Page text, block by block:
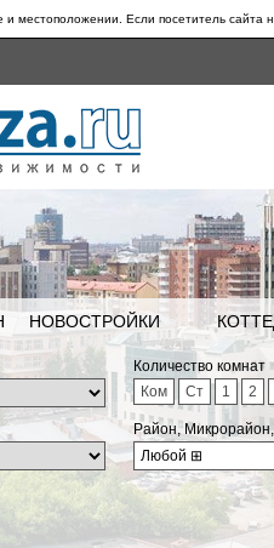
местоположении. Если посетитель сайта
НОВОСТРОЙКИ
Количество комнат
Ком
Ст 1 2
Район,
Любой ⊞